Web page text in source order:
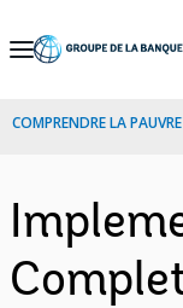
Skip
Navigation
COMPRENDRE LA